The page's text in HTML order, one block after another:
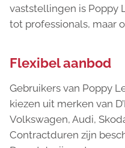
vaststellingen is Poppy
tot professionals, maar
Flexibel aanbod
Gebruikers van Poppy
kiezen uit merken van
Volkswagen, Audi,
Contractduren zijn